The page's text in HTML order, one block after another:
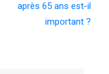
après 65 ans est-il
important ?